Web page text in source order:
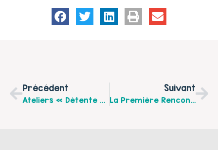
Précédent
Ateliers « Détente Et Grossesse » Animés Par Une Sage-Femme Du Département Les Lundis 19 Mars, 7 Mai Et 2 Juillet 2018 De 14h À 16h Au CSCI À Hucqueliers
Suivant
La Première Rencontre Du « Collectif Familles » Du CSCI D’Hucqueliers Aura Lieu Le Samedi 31 Mars À 9h30